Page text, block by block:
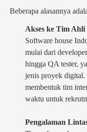
Beberapa alasannya
Akses ke Tim
Software house
mulai dari
hingga QA tester,
jenis proyek
membentuk tim
waktu untuk
Pengalaman